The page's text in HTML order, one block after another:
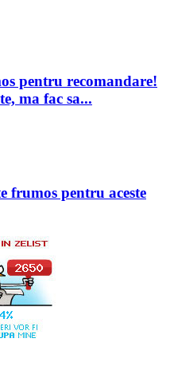
pentru recomandare!
ma fac sa...
frumos pentru aceste